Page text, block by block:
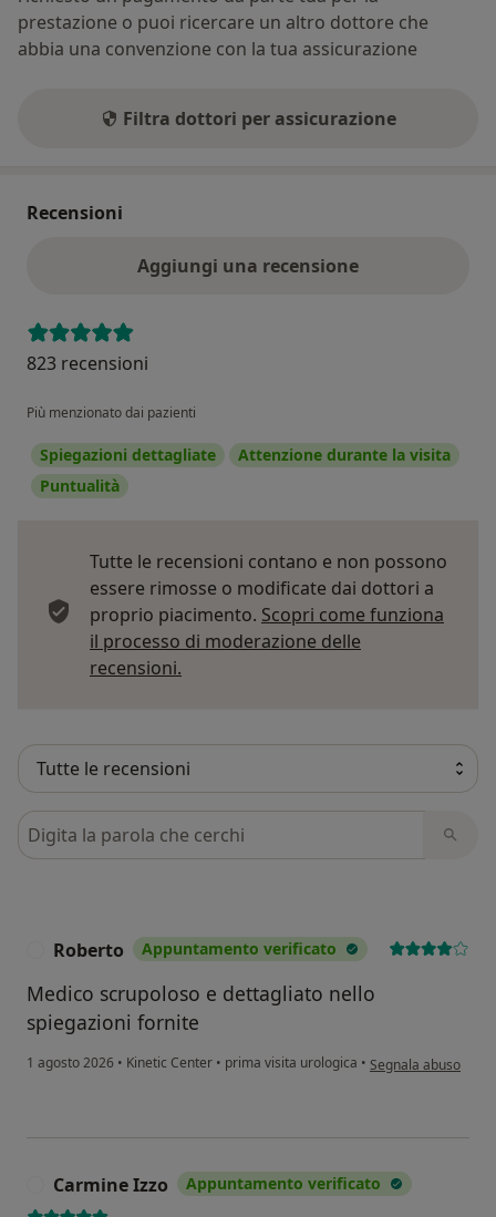
prestazione o puoi ricercare un altro dottore che
abbia una convenzione con la tua assicurazione
Filtra dottori per assicurazione
Recensioni
Aggiungi una recensione
823 recensioni
Più menzionato dai pazienti
Spiegazioni dettagliate
Attenzione durante la visita
Puntualità
Tutte le recensioni contano e non possono
essere rimosse o modificate dai dottori a
proprio piacimento. Scopri come funziona
il processo di moderazione delle
recensioni.
Cerca nelle recensioni
Roberto Appuntamento verificato
Medico scrupoloso e dettagliato nello
spiegazioni fornite
1 agosto 2026 • Kinetic Center • prima visita urologica • secondo l'opinione
Segnala abuso
Carmine Izzo Appuntamento verificato